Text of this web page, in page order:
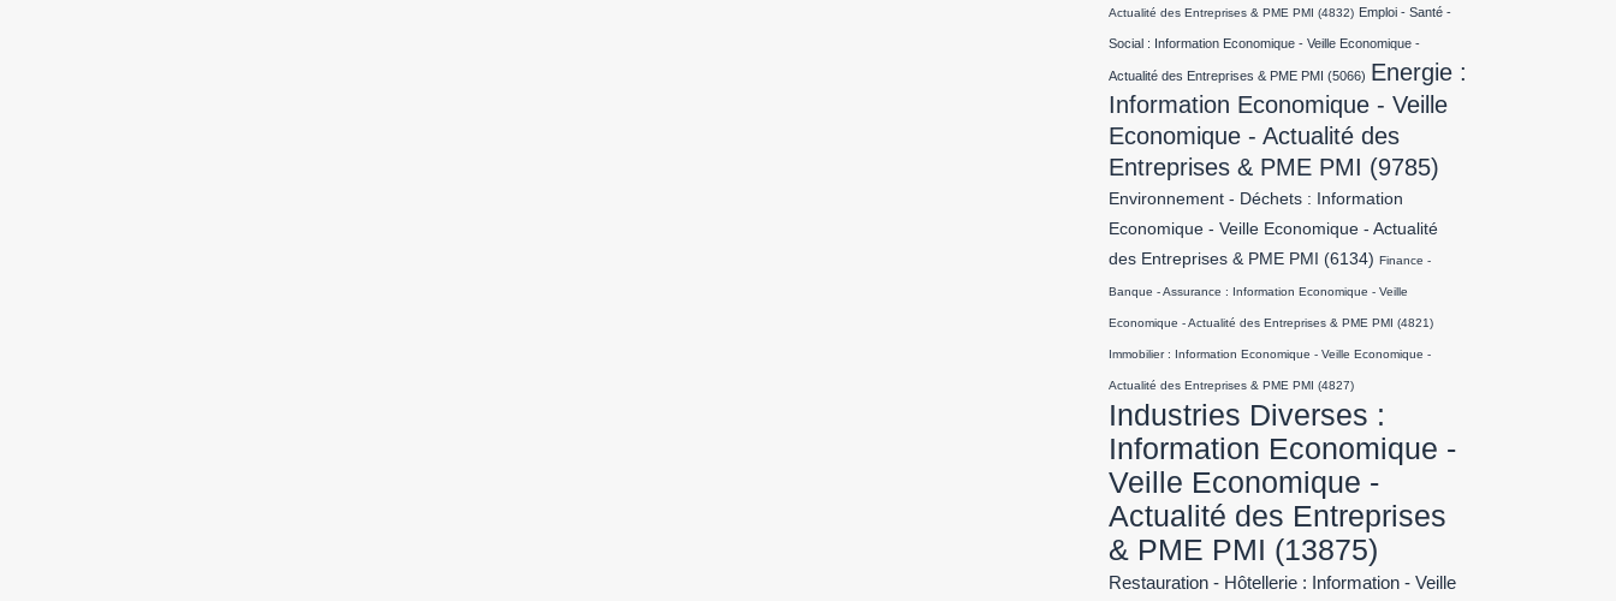
Actualité des Entreprises & PME PMI (4832) Emploi - Santé -
Social : Information Economique - Veille Economique -
Actualité des Entreprises & PME PMI (5066) Energie :
Information Economique - Veille
Economique - Actualité des
Entreprises & PME PMI (9785)
Environnement - Déchets : Information
Economique - Veille Economique - Actualité
des Entreprises & PME PMI
(6134) Finance -
Banque - Assurance : Information Economique - Veille
Economique - Actualité des Entreprises & PME PMI (4821)
Immobilier : Information Economique - Veille Economique -
Actualité des Entreprises & PME PMI (4827)
Industries Diverses :
Information Economique -
Veille Economique -
Actualité des Entreprises
& PME PMI (13875)
Restauration - Hôtellerie : Information - Veille